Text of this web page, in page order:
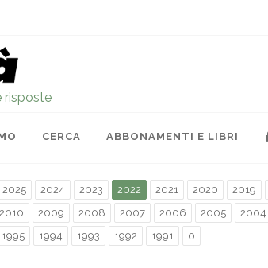
risposte
CERCA ABBONAMENTI E LIBRI
2025 2024 2023 2022 2021 2020 2019
2010 2009 2008 2007 2006 2005 2004
1995 1994 1993 1992 1991 0